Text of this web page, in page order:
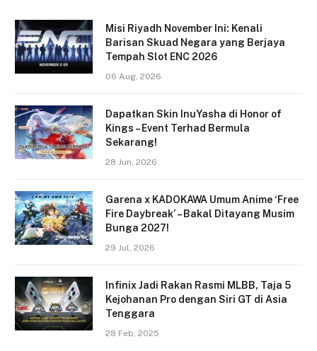
Misi Riyadh November Ini: Kenali
Barisan Skuad Negara yang Berjaya
Tempah Slot ENC 2026
06 Aug, 2026
Dapatkan Skin InuYasha di Honor of
Kings – Event Terhad Bermula
Sekarang!
28 Jun, 2026
Garena x KADOKAWA Umum Anime ‘Free
Fire Daybreak’ – Bakal Ditayang Musim
Bunga 2027!
29 Jul, 2026
Infinix Jadi Rakan Rasmi MLBB, Taja 5
Kejohanan Pro dengan Siri GT di Asia
Tenggara
28 Feb, 2025